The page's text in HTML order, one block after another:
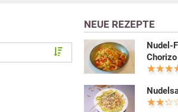
NEUE REZEPTE
Nudel-
Chorizo